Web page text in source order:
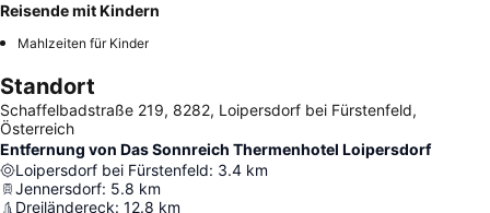
Reisende mit Kindern
Mahlzeiten für Kinder
Standort
Schaffelbadstraße 219, 8282, Loipersdorf bei Fürstenfeld,
Österreich
Entfernung von Das Sonnreich Thermenhotel Loipersdorf
Loipersdorf bei Fürstenfeld: 3.4 km
Jennersdorf: 5.8 km
Dreiländereck: 12.8 km